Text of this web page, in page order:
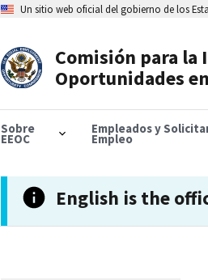
Un sitio web oficial del gobierno de los
Comisión para la
Oportunidades
Sobre
EEOC
Empleados y
Empleo
English is the